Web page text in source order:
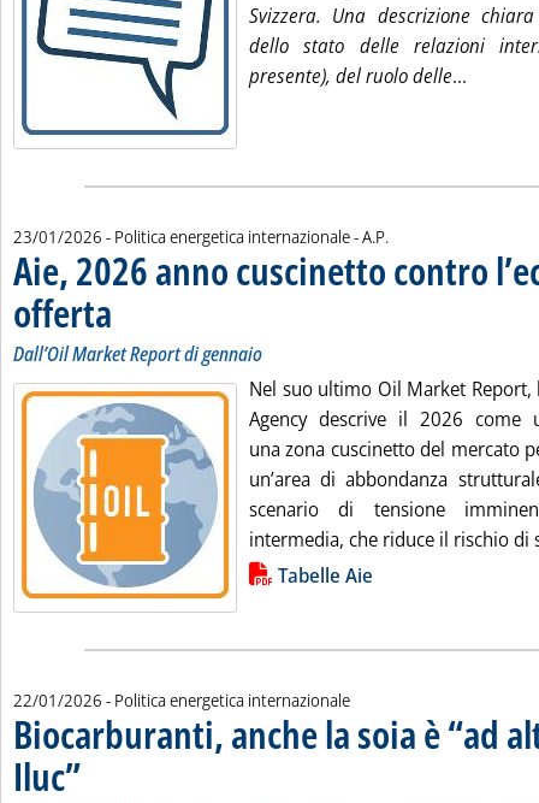
Svizzera. Una descrizione
dello stato delle relazioni
presente), del ruolo delle...
23/01/2026 - Politica energetica internazionale -di:
A.P.
Aie, 2026 anno cuscinetto contro
offerta
Dall’Oil Market Report di gennaio
Nel suo ultimo Oil Market Report,
Agency descrive il 2026 come
una zona cuscinetto del mercato
un’area di abbondanza
scenario di tensione
intermedia, che riduce il rischio di
Lista allegati PDF alla notizia
Tabelle Aie
22/01/2026 - Politica energetica internazionale
Biocarburanti, anche la soia è “ad
Iluc”. Sottotitolo: Consultazione UE su regolamento delegato: espansione su
. Pubblicata giovedì 22 gennaio 2026 alle 15.35.